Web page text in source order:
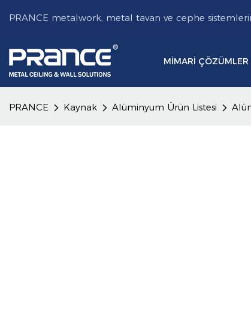
PRANCE metalwork, metal tavan ve cephe
MIMARI ÇÖZÜMLER
PRANCE Kaynak Alüminyum Ürün Listesi